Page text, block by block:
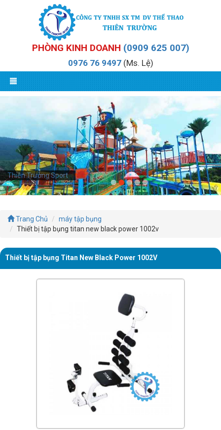
PHÒNG KINH DOANH (0909 625 007)
0976 76 9497(Ms. Lệ)
Thiên Trường Sport
Trang Chủ
máy tập bụng
Thiết bị tập bụng titan new black power 1002v
Thiết bị tập bụng Titan New Black Power 1002V